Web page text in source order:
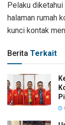
Pelaku
halaman rumah
kunci kontak
Berita Terkait